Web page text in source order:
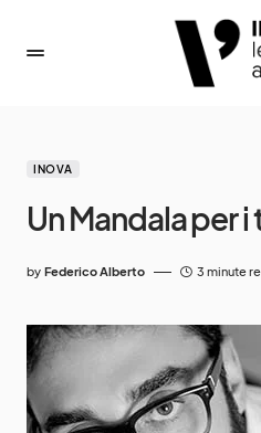
INOVA
Un Mandala per
by Federico Alberto 3 minute